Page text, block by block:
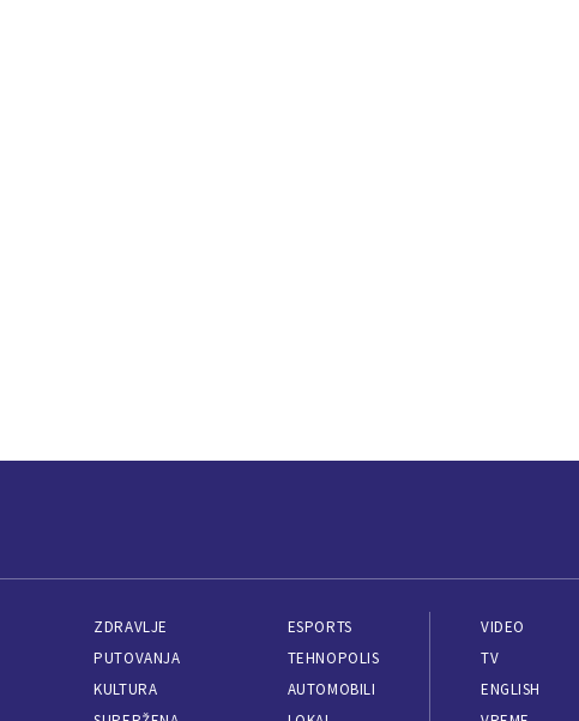
ZDRAVLJE
PUTOVANJA
KULTURA
ESPORTS
TEHNOPOLIS
AUTOMOBILI
VIDEO
TV
ENGLISH